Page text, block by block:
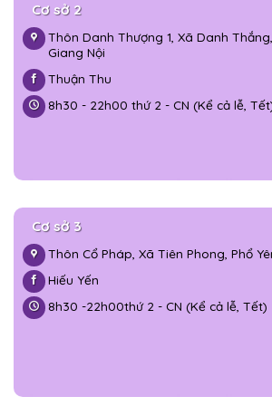
Cơ sở 2
Thôn Danh Thượng 1, Xã Danh
Giang Nội
Thuận Thu
8h30 - 22h00 thứ 2 - CN (Kể cả lễ,
Cơ sở 3
Thôn Cổ Pháp, Xã Tiên Phong, Phổ
Hiếu Yến
8h30 -22h00thứ 2 - CN (Kể cả lễ, Tết)